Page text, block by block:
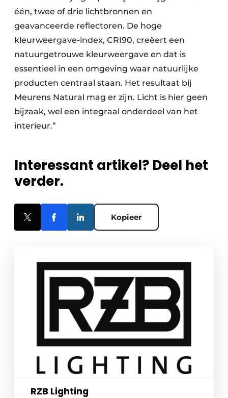
één, twee of drie lichtbronnen en
geavanceerde reflectoren. De hoge
kleurweergave-index, CRI90, creëert een
natuurgetrouwe kleurweergave en dat is
essentieel in een omgeving waar natuurlijke
producten centraal staan. Het resultaat bij
Meurens Natural mag er zijn. Licht is hier geen
bijzaak, wel een integraal onderdeel van het
interieur.”
Interessant artikel? Deel het
verder.
Kopieer
RZB Lighting